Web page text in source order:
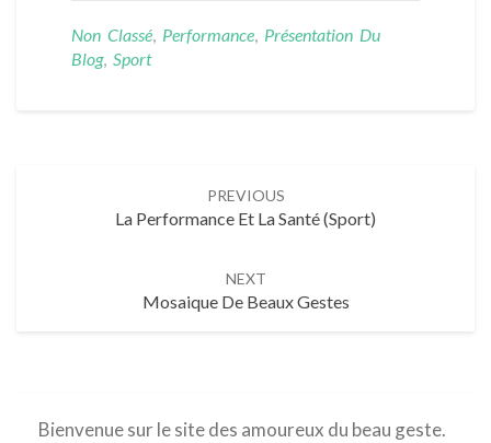
Non Classé, Performance, Présentation Du
Blog, Sport
PREVIOUS
La Performance Et La Santé (sport)
NEXT
Mosaique De Beaux Gestes
Bienvenue sur le site des amoureux du beau geste.